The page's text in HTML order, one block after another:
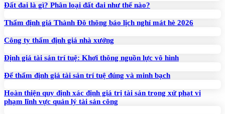
Đất đai là gì? Phân loại đất đai như thế nào?
Thẩm định giá Thành Đô thông báo lịch nghỉ mát hè 2026
Công ty thẩm định giá nhà xưởng
Định giá tài sản trí tuệ: Khơi thông nguồn lực vô hình
Để thẩm định giá tài sản trí tuệ đúng và minh bạch
Hoàn thiện quy định xác định giá trị tài sản trong xử phạt vi
phạm lĩnh vực quản lý tài sản công